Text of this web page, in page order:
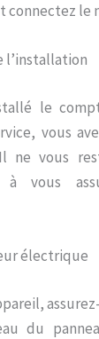
connectez le
l’installation
le
vous
ne vous
vous
électrique
du